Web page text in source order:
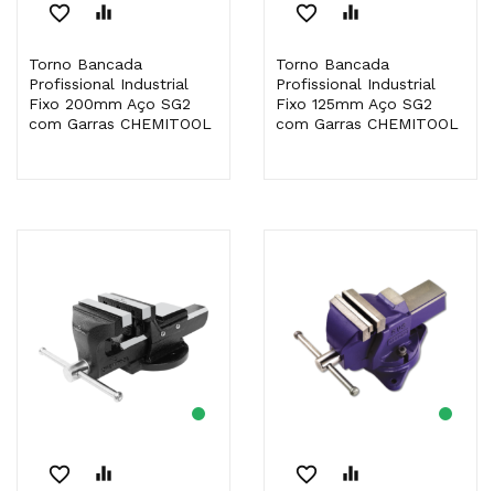
favorite_border equalizer
Torno Bancada
Profissional Industrial
Fixo 200mm Aço SG2
com Garras CHEMITOOL
favorite_border equalizer
Torno Bancada
Profissional Industrial
Fixo 125mm Aço SG2
com Garras CHEMITOOL
favorite_border equalizer favorite_border equalizer